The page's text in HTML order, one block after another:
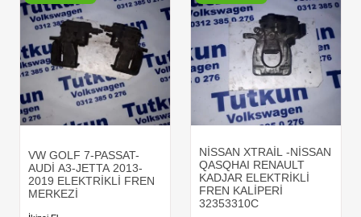
VW GOLF 7-PASSAT-
AUDİ A3-JETTA 2013-
2019 ELEKTRİKLİ FREN
MERKEZİ
NİSSAN XTRAİL -NİSSAN
QASQHAI RENAULT
KADJAR ELEKTRİKLİ
FREN KALİPERİ
32353310C